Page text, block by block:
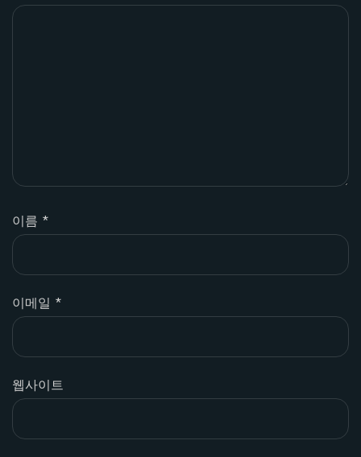
이름 *
이메일 *
웹사이트